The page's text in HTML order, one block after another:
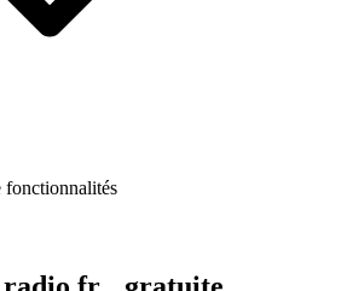
fonctionnalités